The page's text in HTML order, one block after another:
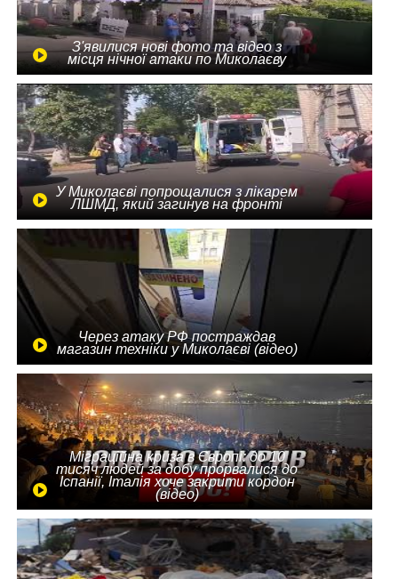
З'явилися нові фото та відео з
місця нічної атаки по Миколаєву
У Миколаєві попрощалися з лікарем
ЛШМД, який загинув на фронті
Через атаку РФ постраждав
магазин техніки у Миколаєві (відео)
Міграційна криза в Європі: до 10
тисяч людей за добу прорвалися до
Іспанії, Італія хоче закрити кордон
(відео)